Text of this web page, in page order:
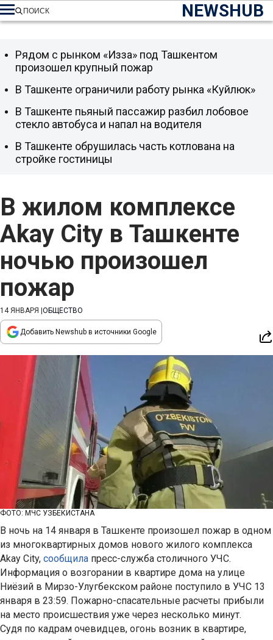
NEWSHUB
ПОИСК
В жилом комплексе
Akay City в Ташкенте
ночью произошел
пожар
14 ЯНВАРЯ ОБЩЕСТВО
Добавить Newshub в источники Google
ФОТО: МЧС УЗБЕКИСТАНА
В ночь на 14 января в Ташкенте произошел пожар в одном
из многоквартирных домов нового жилого комплекса
Akay City, сообщила пресс-служба столичного УЧС.
Информация о возгорании в квартире дома на улице
Ниёзий в Мирзо-Улугбекском районе поступило в УЧС 13
января в 23:59. Пожарно-спасательные расчеты прибыли
на место происшествия уже через несколько минут.
Судя по кадрам очевидцев, огонь возник в квартире,
Рядом с рынком «Изза» под Ташкентом
произошел крупный пожар
В Ташкенте ограничили работу рынка «Куйлюк»
В Ташкенте пьяный пассажир разбил лобовое
стекло автобуса и напал на водителя
В Ташкенте обрушилась часть котлована на
стройке гостиницы